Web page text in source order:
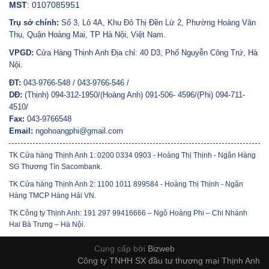
MST: 0107085951
Trụ sở chính: Số 3, Lô 4A, Khu Đô Thị Đền Lừ 2, Phường Hoàng Văn
Thụ, Quận Hoàng Mai, TP Hà Nội, Việt Nam.
VPGD: Cửa Hàng Thịnh Anh Địa chỉ: 40 D3, Phố Nguyễn Công Trứ, Hà
Nội.
ĐT: 043-9766-548 / 043-9766-546 /
DĐ: (Thịnh) 094-312-1950/(Hoàng Anh) 091-506- 4596/(Phi) 094-711-
4510/
Fax: 043-9766548
Email: ngohoangphi@gmail.com
TK Cửa hàng Thịnh Anh 1: 0200 0334 0903 - Hoàng Thị Thịnh - Ngân Hàng
SG Thương Tín Sacombank.
TK Cửa hàng Thịnh Anh 2: 1100 1011 899584 - Hoàng Thị Thịnh - Ngân
Hàng TMCP Hàng Hải VN.
TK Công ty Thịnh Anh: 191 297 99416666 – Ngô Hoàng Phi – Chi Nhánh
Hai Bà Trưng – Hà Nội.
Cung cấp bởi Bizweb
Công ty TNHH SX đầu tư thương mại Thịnh Anh